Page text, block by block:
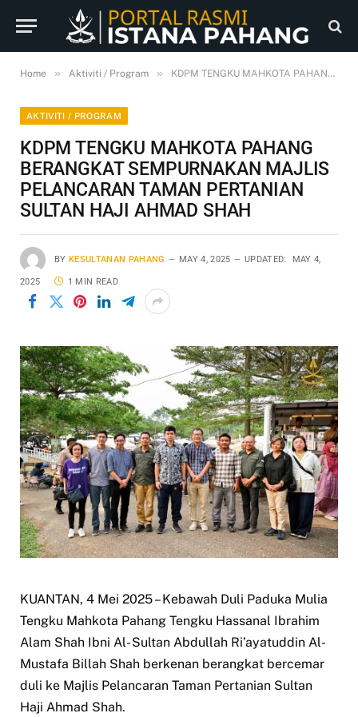
Home » Aktiviti / Program » KDPM TENGKU MAHKOTA PAHANG BERANGKAT SEMPURNAKAN MAJLIS PELANCARAN TAMAN PERTANIAN SULTAN HAJI AHMAD SHAH
AKTIVITI / PROGRAM
KDPM TENGKU MAHKOTA PAHANG
BERANGKAT SEMPURNAKAN MAJLIS
PELANCARAN TAMAN PERTANIAN
SULTAN HAJI AHMAD SHAH
BY KESULTANAN PAHANG MAY 4, 2025 UPDATED: MAY 4,
2025 1 MIN READ
KUANTAN, 4 Mei 2025 – Kebawah Duli Paduka Mulia
Tengku Mahkota Pahang Tengku Hassanal Ibrahim
Alam Shah Ibni Al- Sultan Abdullah Ri’ayatuddin Al-
Mustafa Billah Shah berkenan berangkat bercemar
duli ke Majlis Pelancaran Taman Pertanian Sultan
Haji Ahmad Shah.